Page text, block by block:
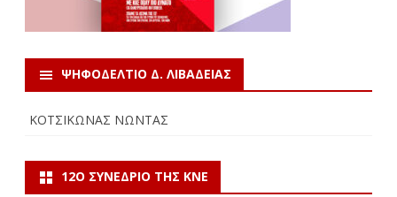
ΨΗΦΟΔΕΛΤΙΟ Δ. ΛΙΒΑΔΕΙΑΣ
ΚΟΤΣΙΚΩΝΑΣ ΝΩΝΤΑΣ
12Ο ΣΥΝΈΔΡΙΟ ΤΗΣ ΚΝΕ